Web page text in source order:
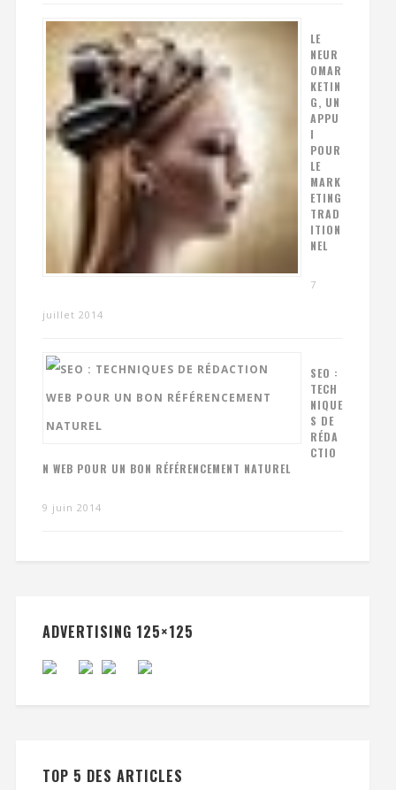
LE
NEUR
OMAR
KETIN
G, UN
APPU
I
POUR
LE
MARK
ETING
TRAD
ITION
NEL
7
juillet 2014
SEO :
TECH
NIQUE
S DE
RÉDA
CTIO
N WEB POUR UN BON RÉFÉRENCEMENT NATUREL
9 juin 2014
ADVERTISING 125×125
TOP 5 DES ARTICLES